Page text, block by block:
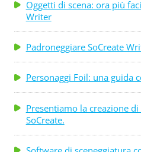
Oggetti di scena: ora più
Writer
Padroneggiare SoCreate
Personaggi Foil: una guida
Presentiamo la creazione
SoCreate.